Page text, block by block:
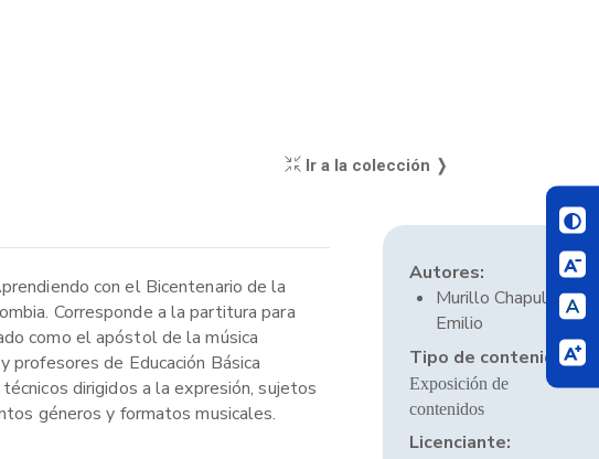
Ir a la colección ❭
con el Bicentenario de la
Corresponde a la partitura para
como el apóstol de la música
profesores de Educación Básica
dirigidos a la expresión, sujetos
géneros y formatos musicales.
Autores:
Murillo Chapull,
Emilio
Tipo de contenido:
Exposición de
contenidos
Licenciante: